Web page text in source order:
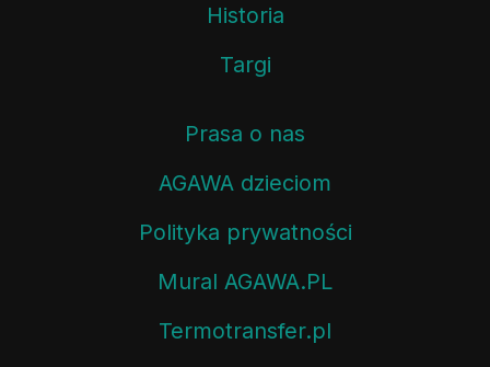
Historia
Targi
Prasa o nas
AGAWA dzieciom
Polityka prywatności
Mural AGAWA.PL
Termotransfer.pl